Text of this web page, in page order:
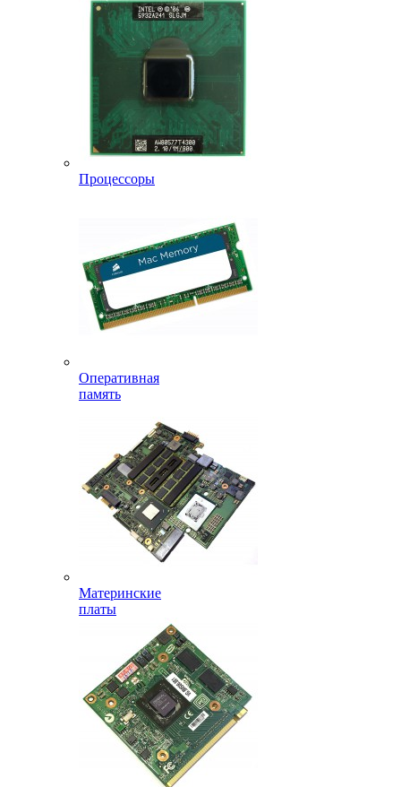
Процессоры
Оперативная
память
Материнские
платы